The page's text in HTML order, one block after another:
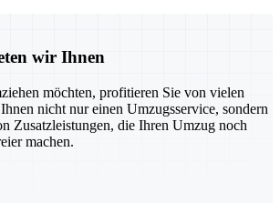
wir Ihnen
möchten, profitieren Sie von vielen
nicht nur einen Umzugsservice, sondern
Zusatzleistungen, die Ihren Umzug noch
machen.